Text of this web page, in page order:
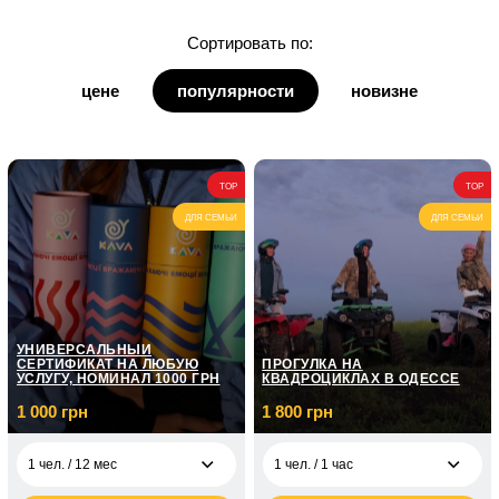
для дедушки
для бабушки
для кума
Сортировать по:
цене популярности новизне
TOP
ДЛЯ СЕМЬИ
УНИВЕРСАЛЬНЫЙ
СЕРТИФИКАТ НА ЛЮБУЮ
УСЛУГУ, НОМИНАЛ 1000 ГРН
1 000 грн
1 чел. / 12 мес
TOP
ДЛЯ СЕМЬИ
ПРОГУЛКА НА
КВАДРОЦИКЛАХ В ОДЕССЕ
1 800 грн
1 чел. / 1 час